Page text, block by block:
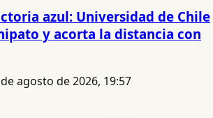
azul: Universidad de Chile
y acorta la distancia con
agosto de 2026, 19:57